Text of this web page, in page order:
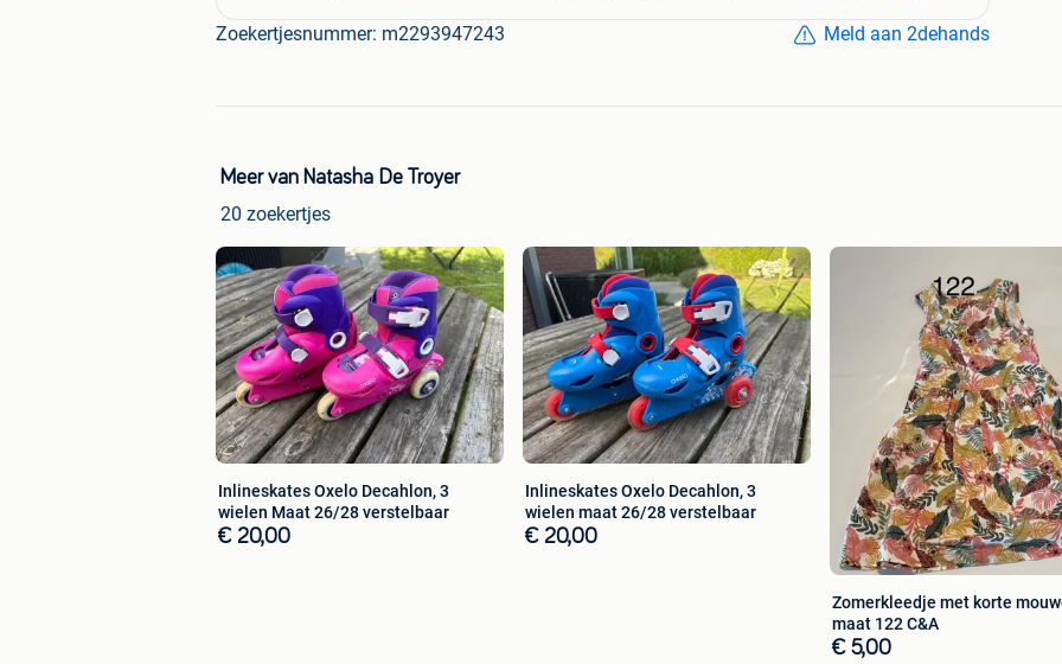
Zoekertjesnummer: m2293947243 Meld aan 2dehands
Meer van Natasha De Troyer
20 zoekertjes
Inlineskates Oxelo Decahlon, 3
wielen Maat 26/28 verstelbaar
€ 20,00
Inlineskates Oxelo Decahlon, 3
wielen maat 26/28 verstelbaar
€ 20,00
Zomerkleedje met korte
maat 122 C&A
€ 5,00